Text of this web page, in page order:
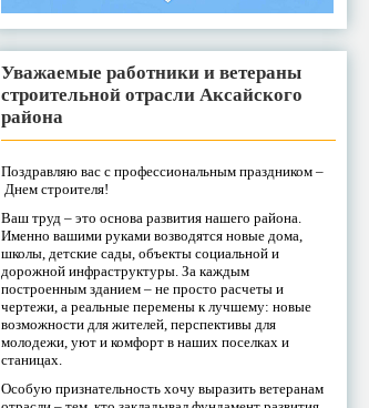
Уважаемые работники и ветераны
строительной отрасли Аксайского
района
Поздравляю вас с профессиональным праздником –
Днем строителя!
Ваш труд – это основа развития нашего района.
Именно вашими руками возводятся новые дома,
школы, детские сады, объекты социальной и
дорожной инфраструктуры. За каждым
построенным зданием – не просто расчеты и
чертежи, а реальные перемены к лучшему: новые
возможности для жителей, перспективы для
молодежи, уют и комфорт в наших поселках и
станицах.
Особую признательность хочу выразить ветеранам